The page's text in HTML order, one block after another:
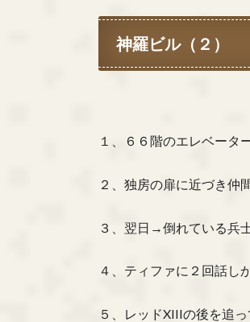
神羅ビル（２）
１、６６階のエレベー
２、独房の扉に近づき仲
３、翌日→倒れている兵
４、ティファに２回話し
５、レッドXIIIの後を追っ